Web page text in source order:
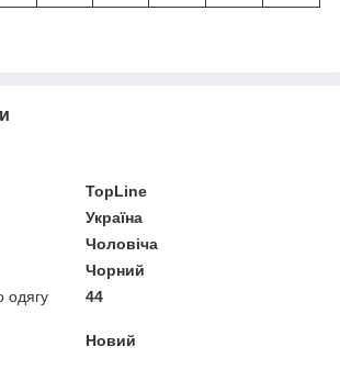
TopLine
Україна
Чоловіча
Чорний
одягу
44
Новий